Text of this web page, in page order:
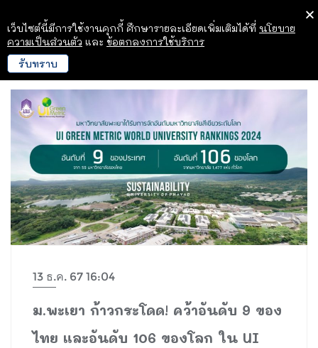
13 ธ.ค. 67 16:04
ม.พะเยา ก้าวกระโดด! คว้าอันดับ 9 ของ
ไทย และอันดับ 106 ของโลก ใน UI
เว็บไซต์นี้มีการใช้งานคุกกี้ ศึกษารายละเอียดเพิ่มเติมได้ที่ นโยบาย
ความเป็นส่วนตัว และ ข้อตกลงการใช้บริการ
รับทราบ